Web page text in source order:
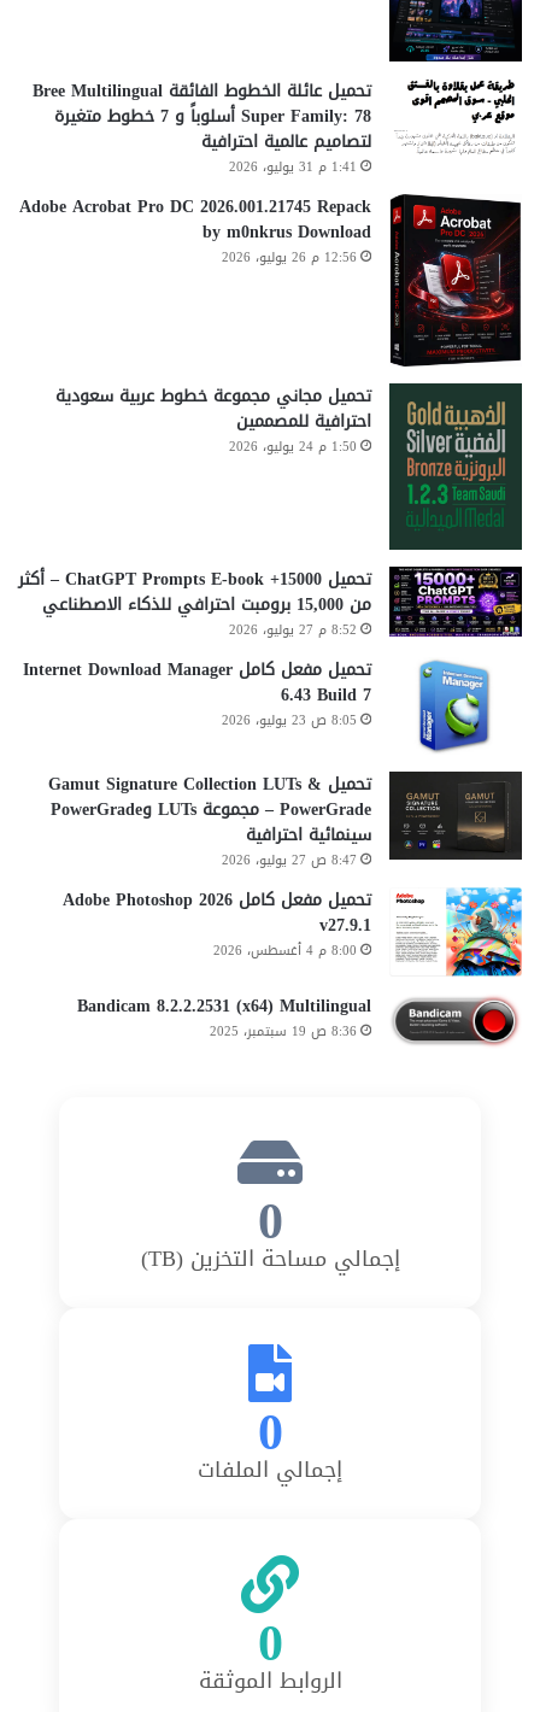
تحميل عائلة الخطوط الفائقة Bree Multilingual
Super Family: 78 أسلوباً و 7 خطوط متغيرة
لتصاميم عالمية احترافية
1:41 م 31 يوليو، 2026
Adobe Acrobat Pro DC 2026.001.21745 Repack
by m0nkrus Download
12:56 م 26 يوليو، 2026
تحميل مجاني مجموعة خطوط عربية سعودية
احترافية للمصممين
1:50 م 24 يوليو، 2026
تحميل 15000+ ChatGPT Prompts E-book – أكثر
من 15,000 برومبت احترافي للذكاء الاصطناعي
8:52 م 27 يوليو، 2026
تحميل مفعل كامل Internet Download Manager
6.43 Build 7
8:05 ص 23 يوليو، 2026
تحميل Gamut Signature Collection LUTs &
PowerGrade – مجموعة LUTs وPowerGrade
سينمائية احترافية
8:47 ص 27 يوليو، 2026
تحميل مفعل كامل Adobe Photoshop 2026
v27.9.1
8:00 م 4 أغسطس، 2026
Bandicam 8.2.2.2531 (x64) Multilingual
8:36 ص 19 سبتمبر، 2025
0
إجمالي مساحة التخزين (TB)
0
إجمالي الملفات
0
الروابط الموثقة